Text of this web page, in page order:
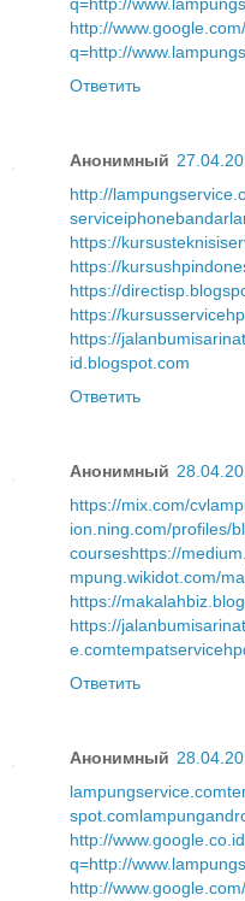
q=http://
http://
q=http://
Ответить
Анонимный
http://
https://
https://
https://
https://
https://
id.blogspot.com
Ответить
Анонимный
https://mix.com/
ion.ning.com/profiles/
courseshttps://
mpung.wikidot.com/
https://
https://
e.com
Ответить
Анонимный
lampungservice.com
spot.com
http://
q=http://
http://